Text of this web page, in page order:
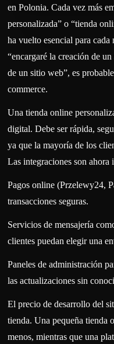
en Polonia. Cada vez más
personalizada” o “tienda
ha vuelto esencial para cada
“encargaré la creación de
de un sitio web”, es
commerce.
Una tienda online
digital. Debe ser rápida,
ya que la mayoría de los
Las integraciones son ahora
Pagos online (Przelewy24,
transacciones seguras.
Servicios de mensajería
clientes puedan elegir una
Paneles de administración
las actualizaciones sin
El precio de desarrollo del
tienda. Una pequeña tienda
menos, mientras que una